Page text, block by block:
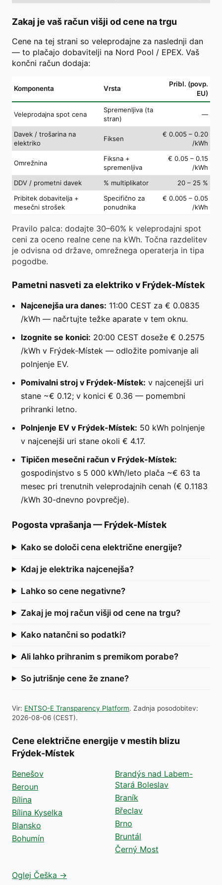
Zakaj je vaš račun višji od cene na trgu
Cene na tej strani so veleprodajne za naslednji dan
— to plačajo dobavitelji na Nord Pool / EPEX. Vaš
končni račun dodaja:
Komponenta Vrsta
Pribl. (povp.
EU)
Veleprodajna spot cena
Spremenljiva (ta
stran)
—
Davek / trošarina na
elektriko
Fiksen
€ 0.005 – 0.20
/kWh
Omrežnina
Fiksna +
spremenljiva
€ 0.05 – 0.15
/kWh
DDV / prometni davek
% multiplikator
20 – 25 %
Pribitek dobavitelja +
mesečni strošek
Specifično za
ponudnika
€ 0.005 – 0.05
/kWh
Pravilo palca: dodajte 30–60% k veleprodajni spot
ceni za oceno realne cene na kWh. Točna razdelitev
je odvisna od države, omrežnega operaterja in tipa
pogodbe.
Pametni nasveti za elektriko v Frýdek-Místek
Najcenejša ura danes: 11:00 CEST za € 0.0835
/kWh — načrtujte težke aparate v tem oknu.
Izognite se konici: 20:00 CEST doseže € 0.2575
/kWh v Frýdek-Místek — odložite pomivanje ali
polnjenje EV.
Pomivalni stroj v Frýdek-Místek: v najcenejši uri
stane ~€ 0.12; v konici € 0.36 — pomembni
prihranki letno.
Polnjenje EV v Frýdek-Místek: 50 kWh polnjenje
v najcenejši uri stane okoli € 4.17.
Tipičen mesečni račun v Frýdek-Místek:
gospodinjstvo s 5 000 kWh/leto plača ~€ 63 ta
mesec pri trenutnih veleprodajnih cenah (€ 0.1183
/kWh 30-dnevno povprečje).
Pogosta vprašanja— Frýdek-Místek
Kako se določi cena električne energije?
Kdaj je elektrika najcenejša?
Lahko so cene negativne?
Zakaj je moj račun višji od cene na trgu?
Kako natančni so podatki?
Ali lahko prihranim s premikom porabe?
So jutrišnje cene že znane?
Vir: ENTSO-E Transparency Platform. Zadnja posodobitev:
2026-08-06 (CEST).
Cene električne energije v mestih blizu
Frýdek-Místek
Benešov
Beroun
Bílina
Bílina Kyselka
Blansko
Bohumín
Brandýs nad Labem-
Stará Boleslav
Braník
Břeclav
Brno
Bruntál
Černý Most
Oglej Češka →